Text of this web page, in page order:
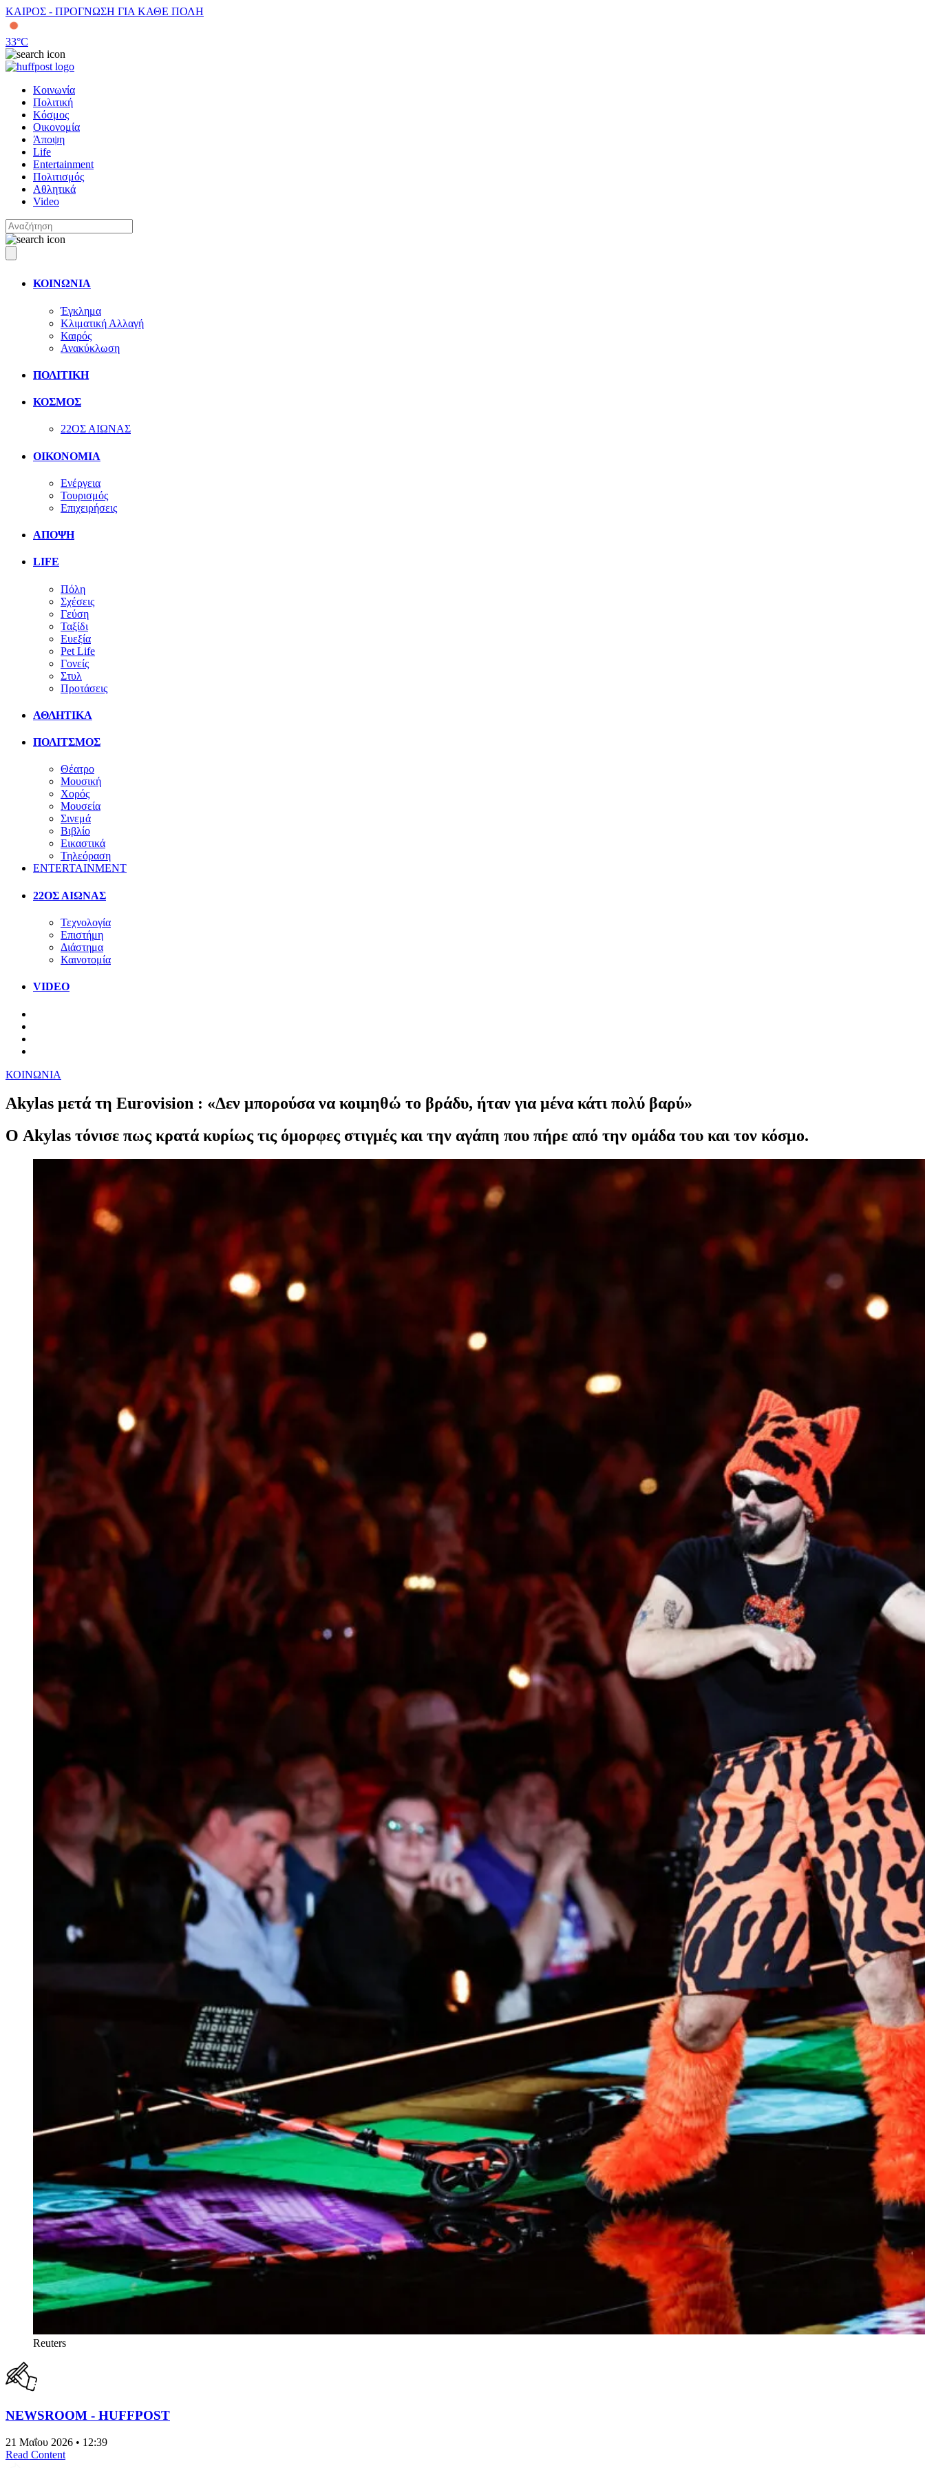
ΚΑΙΡΟΣ - ΠΡΟΓΝΩΣΗ ΓΙΑ ΚΑΘΕ ΠΟΛΗ
33°C
Κοινωνία
Πολιτική
Κόσμος
Οικονομία
Άποψη
Life
Entertainment
Πολιτισμός
Αθλητικά
Video
ΚΟΙΝΩΝΙΑ
Έγκλημα
Κλιματική Αλλαγή
Καιρός
Ανακύκλωση
ΠΟΛΙΤΙΚΗ
ΚΟΣΜΟΣ
22ΟΣ ΑΙΩΝΑΣ
ΟΙΚΟΝΟΜΙΑ
Ενέργεια
Τουρισμός
Επιχειρήσεις
ΑΠΟΨΗ
LIFE
Πόλη
Σχέσεις
Γεύση
Ταξίδι
Ευεξία
Pet Life
Γονείς
Στυλ
Προτάσεις
ΑΘΛΗΤΙΚΑ
ΠΟΛΙΤΣΜΟΣ
Θέατρο
Μουσική
Χορός
Μουσεία
Σινεμά
Βιβλίο
Εικαστικά
Τηλεόραση
ENTERTAINMENT
22ΟΣ ΑΙΩΝΑΣ
Τεχνολογία
Επιστήμη
Διάστημα
Καινοτομία
VIDEO
ΚΟΙΝΩΝΙΑ
Akylas μετά τη Eurovision : «Δεν μπορούσα να κοιμηθώ το βράδυ, ήταν για μένα κάτι πολύ βαρύ»
Ο Akylas τόνισε πως κρατά κυρίως τις όμορφες στιγμές και την αγάπη που πήρε από την ομάδα του και τον κόσμο.
Reuters
NEWSROOM - HUFFPOST
21 Μαΐου 2026 • 12:39
Read Content